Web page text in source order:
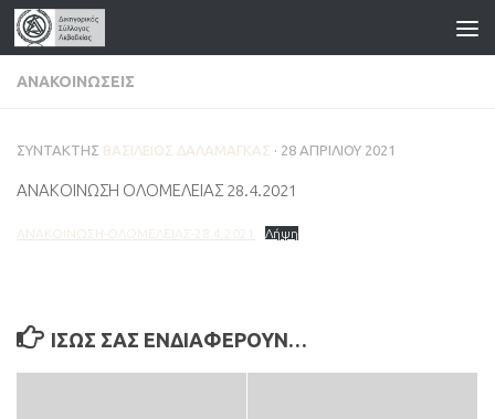
Skip to content
ΑΝΑΚΟΙΝΏΣΕΙΣ
ΣΥΝΤΆΚΤΗΣ ΒΑΣΊΛΕΙΟΣ ΔΑΛΑΜΆΓΚΑΣ · 28 ΑΠΡΙΛΊΟΥ 2021
ΑΝΑΚΟΙΝΩΣΗ ΟΛΟΜΕΛΕΙΑΣ 28.4.2021
ΑΝΑΚΟΙΝΩΣΗ-ΟΛΟΜΕΛΕΙΑΣ-28.4.2021 Λήψη
ΊΣΩΣ ΣΑΣ ΕΝΔΙΑΦΈΡΟΥΝ…